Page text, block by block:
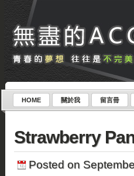
HOME 關於我 留言冊
Strawberry
Posted on